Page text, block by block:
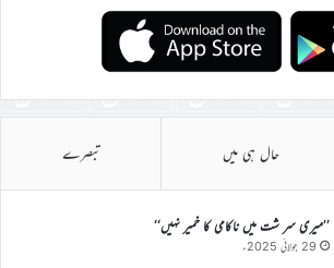
حال ہی میں تبصرے
’’میری سر شت میں ناکامی کا خمیر نہیں‘‘
29 جولائی 2025ء